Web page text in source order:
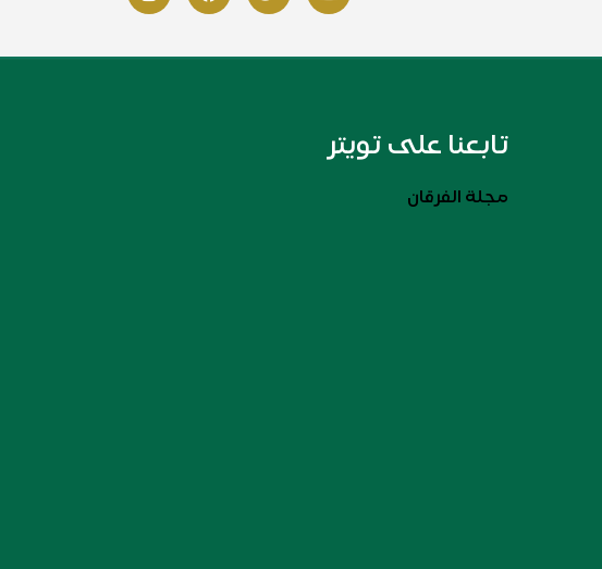
تابعنا على تويتر
مجلة الفرقان